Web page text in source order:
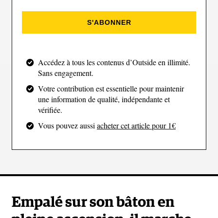
de maintenir l’équilibre dans toutes les situations. Le
tronc constitue la base de tous les mouvements et
Muscler les abdominaux obliques
Allongé sur le dos, relevez légèrement le buste et les
jambes, puis tournez le buste vers un côté en
gainage dynamique
S'ABONNER
Accédez à tous les contenus d’Outside en illimité.
Sans engagement.
Votre contribution est essentielle pour maintenir
une information de qualité, indépendante et
vérifiée.
Vous pouvez aussi acheter cet article pour 1€
Empalé sur son bâton en